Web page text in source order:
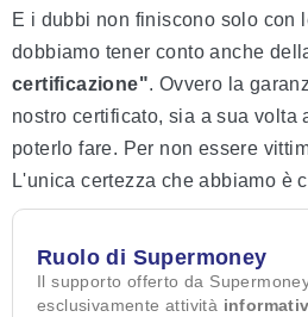
E i dubbi non finiscono solo con
dobbiamo tener conto anche
certificazione". Ovvero la
nostro certificato, sia a sua volta
poterlo fare. Per non essere
L'unica certezza che abbiamo è
Ruolo di Supermoney
Il supporto offerto da
esclusivamente attività